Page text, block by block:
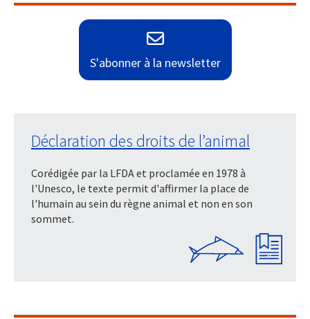
S'abonner à la newsletter
Déclaration des droits de l’animal
Corédigée par la LFDA et proclamée en 1978 à
l'Unesco, le texte permit d'affirmer la place de
l'humain au sein du règne animal et non en son
sommet.